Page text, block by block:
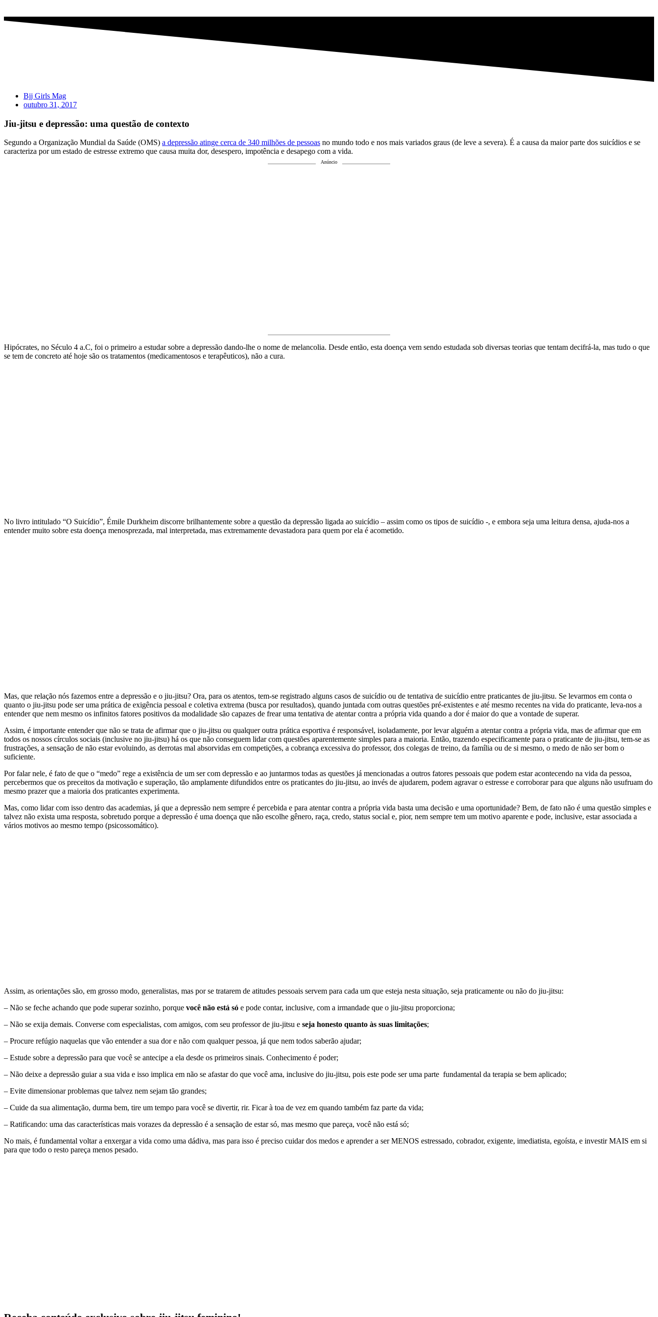
Bjj Girls Mag
outubro 31, 2017
Jiu-jitsu e depressão: uma questão de contexto
Segundo a Organização Mundial da Saúde (OMS) a depressão atinge cerca de 340 milhões de pessoas no mundo todo e nos mais variados graus (de leve a severa). É a causa da maior parte dos suicídios e se
caracteriza por um estado de estresse extremo que causa muita dor, desespero, impotência e desapego com a vida.
Anúncio
Hipócrates, no Século 4 a.C, foi o primeiro a estudar sobre a depressão dando-lhe o nome de melancolia. Desde então, esta doença vem sendo estudada sob diversas teorias que tentam decifrá-la, mas tudo o que
se tem de concreto até hoje são os tratamentos (medicamentosos e terapêuticos), não a cura.
No livro intitulado “O Suicídio”, Émile Durkheim discorre brilhantemente sobre a questão da depressão ligada ao suicídio – assim como os tipos de suicídio -, e embora seja uma leitura densa, ajuda-nos a
entender muito sobre esta doença menosprezada, mal interpretada, mas extremamente devastadora para quem por ela é acometido.
Mas, que relação nós fazemos entre a depressão e o jiu-jitsu? Ora, para os atentos, tem-se registrado alguns casos de suicídio ou de tentativa de suicídio entre praticantes de jiu-jitsu. Se levarmos em conta o
quanto o jiu-jitsu pode ser uma prática de exigência pessoal e coletiva extrema (busca por resultados), quando juntada com outras questões pré-existentes e até mesmo recentes na vida do praticante, leva-nos a
entender que nem mesmo os infinitos fatores positivos da modalidade são capazes de frear uma tentativa de atentar contra a própria vida quando a dor é maior do que a vontade de superar.
Assim, é importante entender que não se trata de afirmar que o jiu-jitsu ou qualquer outra prática esportiva é responsável, isoladamente, por levar alguém a atentar contra a própria vida, mas de afirmar que em
todos os nossos círculos sociais (inclusive no jiu-jitsu) há os que não conseguem lidar com questões aparentemente simples para a maioria. Então, trazendo especificamente para o praticante de jiu-jitsu, tem-se as
frustrações, a sensação de não estar evoluindo, as derrotas mal absorvidas em competições, a cobrança excessiva do professor, dos colegas de treino, da família ou de si mesmo, o medo de não ser bom o
suficiente.
Por falar nele, é fato de que o “medo” rege a existência de um ser com depressão e ao juntarmos todas as questões já mencionadas a outros fatores pessoais que podem estar acontecendo na vida da pessoa,
percebermos que os preceitos da motivação e superação, tão amplamente difundidos entre os praticantes do jiu-jitsu, ao invés de ajudarem, podem agravar o​ estresse e corroborar para que alguns não usufruam do
mesmo prazer que a maioria dos praticantes experimenta.
Mas, como lidar com isso dentro das academias, já que a depressão nem sempre é percebida e para atentar contra a própria vida basta uma decisão e uma oportunidade? Bem, de fato não é uma questão simples e
talvez não exista uma resposta, sobretudo porque a depressão é uma doença que não escolhe gênero, raça, credo, status social e, pior, nem sempre tem um motivo aparente e pode, inclusive, estar associada a
vários motivos ao mesmo tempo (psicossomático).
Assim, as orientações são, em grosso modo, generalistas, mas por se tratarem de atitudes pessoais servem para cada um que esteja nesta situação, seja praticamente ou não do jiu-jitsu:
– Não se feche achando que pode superar sozinho, porque você não está só e pode contar, inclusive, com a irmandade que o jiu-jitsu proporciona;
– Não se exija demais. Converse com especialistas, com amigos, com seu professor de jiu-jitsu e seja honesto quanto às suas limitações;
– Procure refúgio naquelas que vão entender a sua dor e não com qualquer pessoa, já que nem todos saberão ajudar;
– Estude sobre a depressão para que você se antecipe a ela desde os primeiros sinais. Conhecimento é poder;
– Não deixe a depressão guiar a sua vida e isso implica em não se afastar do que você ama, inclusive do jiu-jitsu, pois este pode ser uma parte fundamental da terapia se bem aplicado;
– Evite dimensionar problemas que talvez nem sejam tão grandes;
– Cuide da sua alimentação, durma bem, tire um tempo para você se divertir, rir. Ficar à toa de vez em quando também faz parte da vida;
– Ratificando: uma das características mais vorazes da depressão é a sensação de estar só, mas mesmo que pareça, você não está só;
No mais, é fundamental voltar a enxergar a vida como uma dádiva, mas para isso é preciso cuidar dos medos e aprender a ser MENOS estressado, cobrador, exigente, imediatista, egoísta, e investir MAIS em si
para que todo o resto pareça menos pesado.